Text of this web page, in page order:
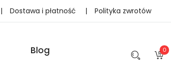
| Dostawa i płatność | Polityka zwrotów
Blog 0